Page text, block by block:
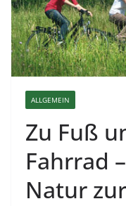
ALLGEMEIN
Zu Fuß
Fahrrad
Natur